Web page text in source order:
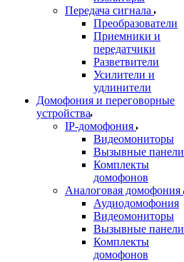
Передача сигнала
Преобразователи
Приемники и
передатчики
Разветвители
Усилители и
удлинители
Домофония и переговорные
устройства
IP-домофония
Видеомониторы
Вызывные панели
Комплекты
домофонов
Аналоговая домофония
Аудиодомофония
Видеомониторы
Вызывные панели
Комплекты
домофонов